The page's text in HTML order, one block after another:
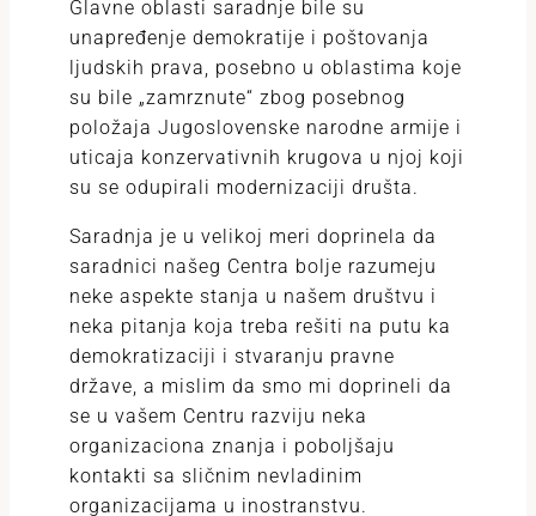
Glavne oblasti saradnje bile su
unapređenje demokratije i poštovanja
ljudskih prava, posebno u oblastima koje
su bile „zamrznute“ zbog posebnog
položaja Jugoslovenske narodne armije i
uticaja konzervativnih krugova u njoj koji
su se odupirali modernizaciji društa.
Saradnja je u velikoj meri doprinela da
saradnici našeg Centra bolje razumeju
neke aspekte stanja u našem društvu i
neka pitanja koja treba rešiti na putu ka
demokratizaciji i stvaranju pravne
države, a mislim da smo mi doprineli da
se u vašem Centru razviju neka
organizaciona znanja i poboljšaju
kontakti sa sličnim nevladinim
organizacijama u inostranstvu.